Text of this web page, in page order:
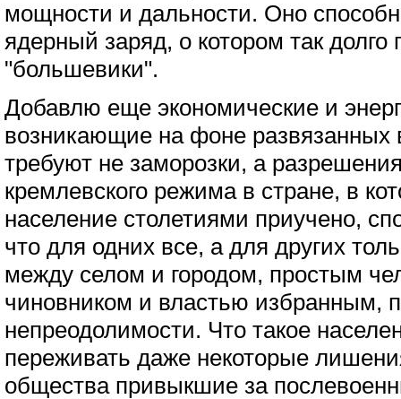
мощности и дальности. Оно
ядерный заряд, о котором так долго
"большевики".
Добавлю еще экономические и
возникающие на фоне развязанных
требуют не заморозки, а
кремлевского режима в стране, в
население столетиями приучено,
что для одних все, а для других
между селом и городом, простым
чиновником и властью избранным,
непреодолимости. Что такое
переживать даже некоторые
общества привыкшие за